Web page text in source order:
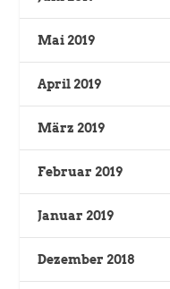
Mai 2019
April 2019
März 2019
Februar 2019
Januar 2019
Dezember 2018